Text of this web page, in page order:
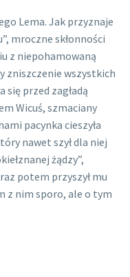
Lema. Jak przyznaje
mroczne skłonności
z niepohamowaną
zniszczenie wszystkich
się przed zagładą
Wicuś, szmaciany
pacynka cieszyła
nawet szył dla niej
żądzy”,
potem przyszył mu
z nim sporo, ale o tym